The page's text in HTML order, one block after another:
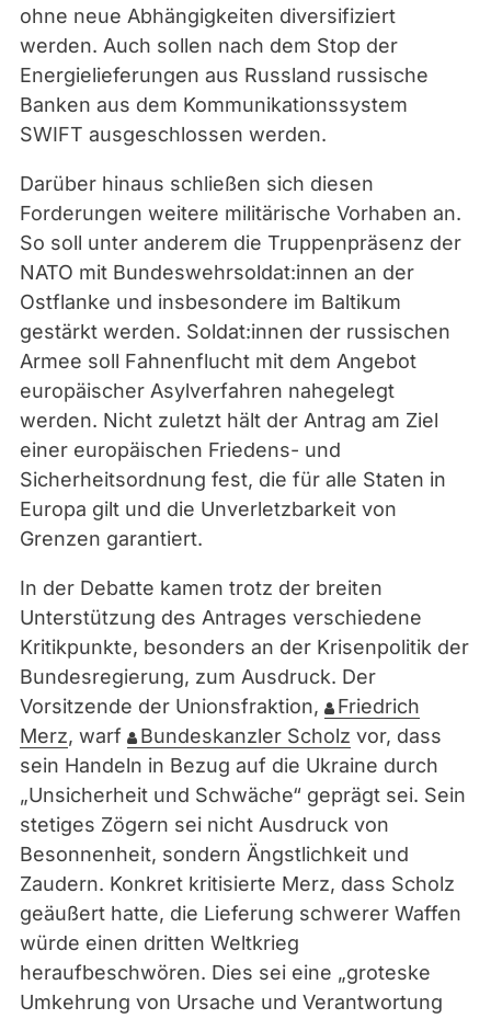
ohne neue Abhängigkeiten diversifiziert
werden. Auch sollen nach dem Stop der
Energielieferungen aus Russland russische
Banken aus dem Kommunikationssystem
SWIFT ausgeschlossen werden.
Darüber hinaus schließen sich diesen
Forderungen weitere militärische Vorhaben an.
So soll unter anderem die Truppenpräsenz der
NATO mit Bundeswehrsoldat:innen an der
Ostflanke und insbesondere im Baltikum
gestärkt werden. Soldat:innen der russischen
Armee soll Fahnenflucht mit dem Angebot
europäischer Asylverfahren nahegelegt
werden. Nicht zuletzt hält der Antrag am Ziel
einer europäischen Friedens- und
Sicherheitsordnung fest, die für alle Staten in
Europa gilt und die Unverletzbarkeit von
Grenzen garantiert.
In der Debatte kamen trotz der breiten
Unterstützung des Antrages verschiedene
Kritikpunkte, besonders an der Krisenpolitik der
Bundesregierung, zum Ausdruck. Der
Vorsitzende der Unionsfraktion,
Friedrich
Merz, warf Bundeskanzler Scholz vor, dass
sein Handeln in Bezug auf die Ukraine durch
„Unsicherheit und Schwäche“ geprägt sei. Sein
stetiges Zögern sei nicht Ausdruck von
Besonnenheit, sondern Ängstlichkeit und
Zaudern. Konkret kritisierte Merz, dass Scholz
geäußert hatte, die Lieferung schwerer Waffen
würde einen dritten Weltkrieg
heraufbeschwören. Dies sei eine „groteske
Umkehrung von Ursache und Verantwortung